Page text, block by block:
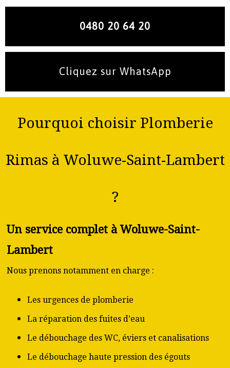
0480 20 64 20
Cliquez sur WhatsApp
Pourquoi choisir Plomberie
Rimas à Woluwe-Saint-Lambert
?
Un service complet à Woluwe-Saint-
Lambert
Nous prenons notamment en charge :
Les urgences de plomberie
La réparation des fuites d’eau
Le débouchage des WC, éviers et canalisations
Le débouchage haute pression des égouts